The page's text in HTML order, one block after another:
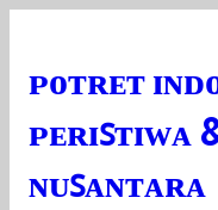
ᴘᴏᴛʀᴇᴛ
ᴘᴇʀɪꜱᴛɪᴡᴀ
ɴᴜꜱᴀɴᴛᴀʀᴀ